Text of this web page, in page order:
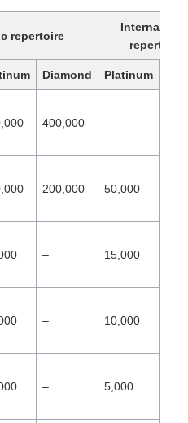
repertoire
repertoire
Diamond Platinum
400,000
200,000 50,000
– 15,000
– 10,000
– 5,000